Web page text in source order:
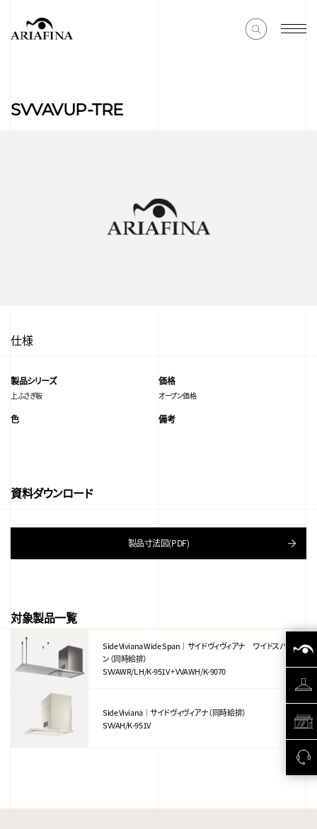
SVVAVUP-TRE
仕様
製品シリーズ
上ふさぎ板
価格
オープン価格
色 備考
資料ダウンロード
製品寸法図(PDF)
対象製品一覧
Side Viviana Wide Span｜サイドヴィヴィアナ ワイドスパ
ン（同時給排）
SVVAWR/L H/K-951V + VVAWH/K-9070
Side Viviana｜サイドヴィヴィアナ（同時給排）
SVVAH/K-951V